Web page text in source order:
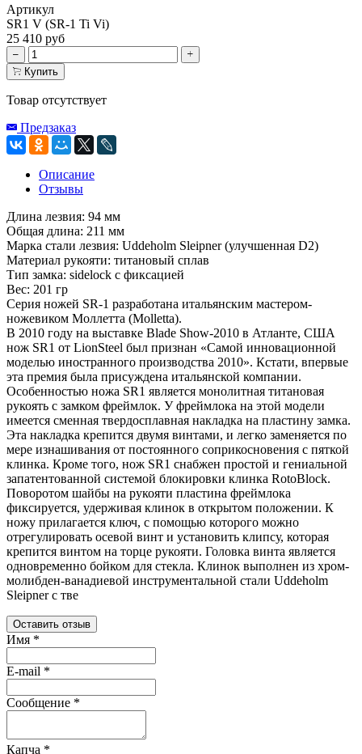
Артикул
SR1 V (SR-1 Ti Vi)
25 410 руб
Купить
Товар отсутствует
Предзаказ
Описание
Отзывы
Длина лезвия: 94 мм
Общая длина: 211 мм
Марка стали лезвия: Uddeholm Sleipner (улучшенная D2)
Материал рукояти: титановый сплав
Тип замка: sidelock с фиксацией
Вес: 201 гр
Серия ножей SR-1 разработана итальянским мастером-
ножевиком Моллетта (Molletta).
В 2010 году на выставке Blade Show-2010 в Атланте, США
нож SR1 от LionSteel был признан «Самой инновационной
моделью иностранного производства 2010». Кстати, впервые
эта премия была присуждена итальянской компании.
Особенностью ножа SR1 является монолитная титановая
рукоять с замком фреймлок. У фреймлока на этой модели
имеется сменная твердосплавная накладка на пластину замка.
Эта накладка крепится двумя винтами, и легко заменяется по
мере изнашивания от постоянного соприкосновения с пяткой
клинка. Кроме того, нож SR1 снабжен простой и гениальной
запатентованной системой блокировки клинка RotoBlock.
Поворотом шайбы на рукояти пластина фреймлока
фиксируется, удерживая клинок в открытом положении. К
ножу прилагается ключ, с помощью которого можно
отрегулировать осевой винт и установить клипсу, которая
крепится винтом на торце рукояти. Головка винта является
одновременно бойком для стекла. Клинок выполнен из хром-
молибден-ванадиевой инструментальной стали Uddeholm
Sleipner с тве
Оставить отзыв
Имя *
E-mail *
Сообщение *
Капча *